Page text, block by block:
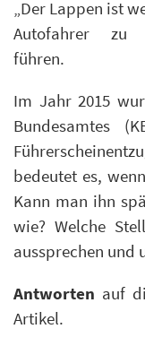
„Der Lappen ist
Autofahrer zu
führen.
Im Jahr 2015
Bundesamtes
bedeutet es,
Kann man ihn
wie? Welche
aussprechen und
Antworten auf
Artikel.